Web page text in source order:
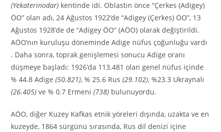
(Yekaterinodar) kentinde idi. Oblastın önce “Çerkes (Adigey)
ÖO” olan adı, 24 Ağustos 1922’de “Adigey (Çerkes) ÖO”, 13
Ağustos 1928’de de “Adigey ÖO” (AÖO) olarak değiştirildi.
AÖO’nın kuruluşu döneminde Adige nüfus çoğunluğu vardı
. Daha sonra, toprak genişlemesi sonucu Adige oranı
düşmeye başladı: 1926’da 113.481 olan genel nüfus içinde
% 44.8 Adige(50.821), % 25.6 Rus(29.102), %23.3 Ukraynalı
(26.405) ve % 0.7 Ermeni(738) bulunuyordu.
AÖO, diğer Kuzey Kafkas etnik yöreleri dışında, uzakta ve en
kuzeyde, 1864 sürgünü sırasında, Rus dil denizi içine